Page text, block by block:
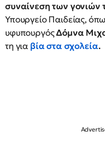
συναίνεση των γονιών
Υπουργείο Παιδείας,
υφυπουργόςΔόμνα
τη για βία στα σχολεία.